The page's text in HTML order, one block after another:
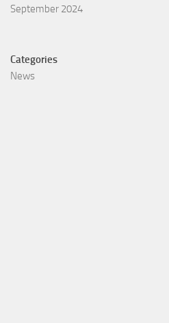
September 2024
Categories
News